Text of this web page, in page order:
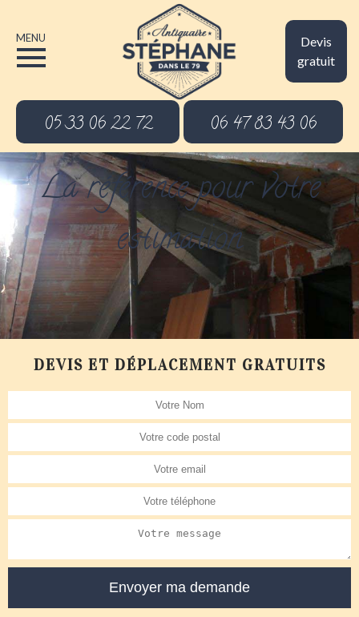
Devis
gratuit
MENU
05 33 06 22 72 06 47 83 43 06
La référence pour votre
estimation
DEVIS ET DÉPLACEMENT GRATUITS